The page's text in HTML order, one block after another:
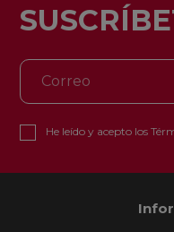
He leído y acepto los